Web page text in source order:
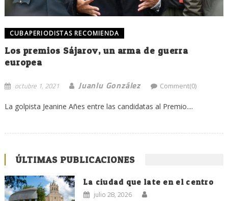
CUBAPERIODISTAS RECOMIENDA
Los premios Sájarov, un arma de guerra
europea
octubre 1, 2021 Juanlu González Comment(0)
La golpista Jeanine Añes entre las candidatas al Premio....
ÚLTIMAS PUBLICACIONES
La ciudad que late en el centro
julio 28, 2026